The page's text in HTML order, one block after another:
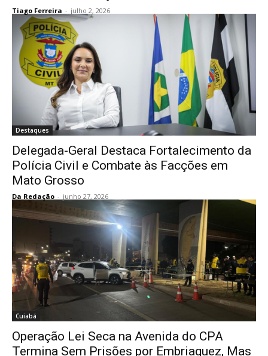
Tiago Ferreira - julho 2, 2026
Destaques
Delegada-Geral Destaca Fortalecimento da
Polícia Civil e Combate às Facções em
Mato Grosso
Da Redação - junho 27, 2026
Cuiabá
Operação Lei Seca na Avenida do CPA
Termina Sem Prisões por Embriaguez, Mas